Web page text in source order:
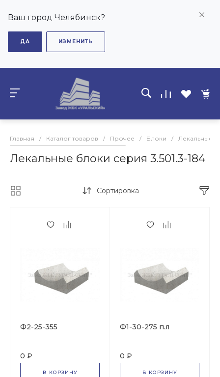
Ваш город Челябинск?
ДА ИЗМЕНИТЬ
Главная / Каталог товаров / Прочее / Блоки / Лекальные
Лекальные блоки серия 3.501.3-184
Сортировка
Ф2-25-355
0 ₽
В КОРЗИНУ
Ф1-30-275 п.л
0 ₽
В КОРЗИНУ